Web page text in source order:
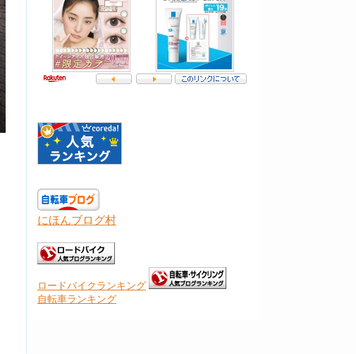
にほんブログ村
ロードバイクランキング
自転車ランキング